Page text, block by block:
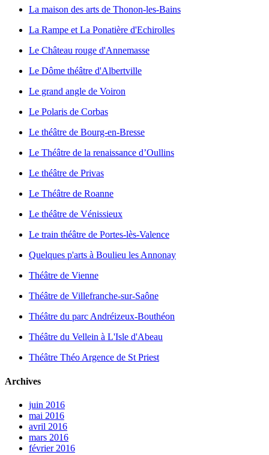
La maison des arts de Thonon-les-Bains
La Rampe et La Ponatière d'Echirolles
Le Château rouge d'Annemasse
Le Dôme théâtre d'Albertville
Le grand angle de Voiron
Le Polaris de Corbas
Le théâtre de Bourg-en-Bresse
Le Théâtre de la renaissance d’Oullins
Le théâtre de Privas
Le Théâtre de Roanne
Le théâtre de Vénissieux
Le train théâtre de Portes-lès-Valence
Quelques p'arts à Boulieu les Annonay
Théâtre de Vienne
Théâtre de Villefranche-sur-Saône
Théâtre du parc Andréizeux-Bouthéon
Théâtre du Vellein à L'Isle d'Abeau
Théâtre Théo Argence de St Priest
Archives
juin 2016
mai 2016
avril 2016
mars 2016
février 2016